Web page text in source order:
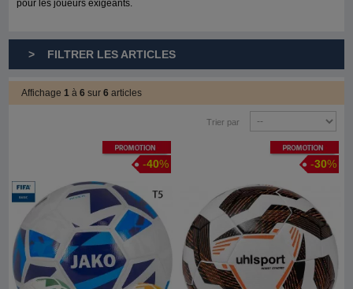
pour les joueurs exigeants.
> FILTRER LES ARTICLES
Affichage1à6sur6articles
Trier par
Promotion
-40%
Promotion
-30%